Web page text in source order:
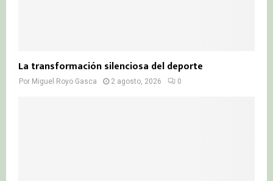
La transformación silenciosa del deporte
Por Miguel Royo Gasca 2 agosto, 2026 0